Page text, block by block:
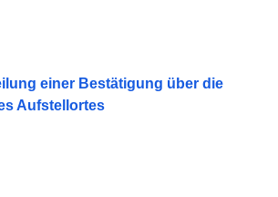
einer Bestätigung über die
Aufstellortes